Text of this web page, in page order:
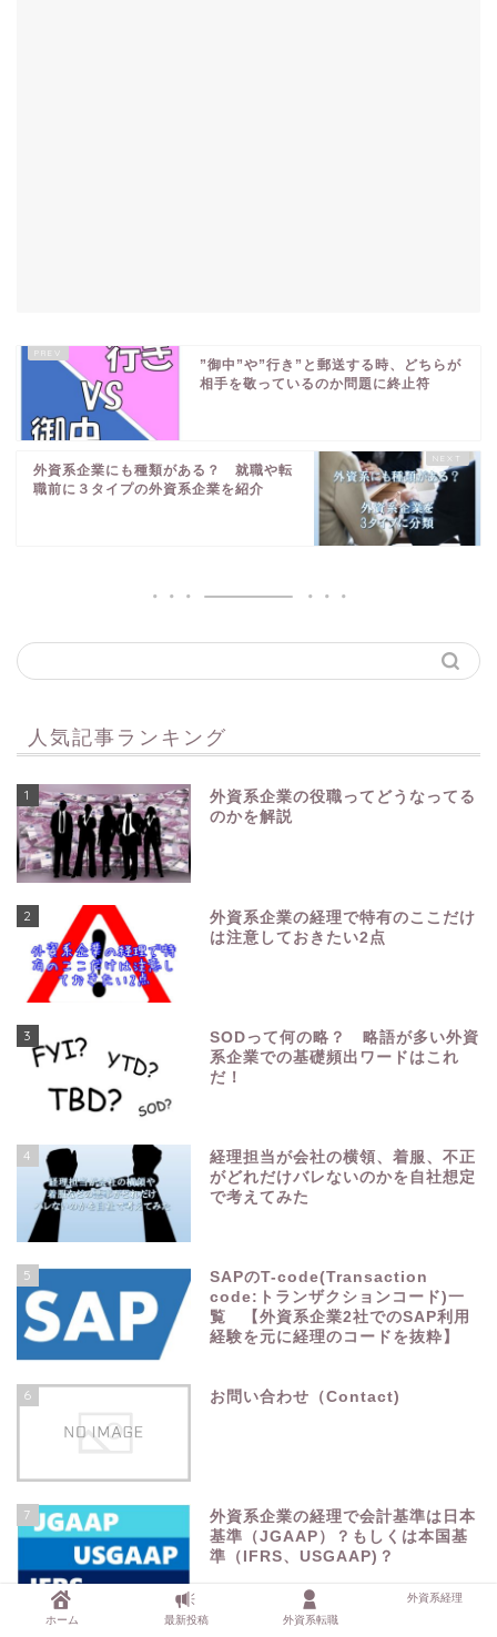
”御中”や”行き”と郵送する時、どちらが
相手を敬っているのか問題に終止符
外資系企業にも種類がある？ 就職や転
職前に３タイプの外資系企業を紹介
人気記事ランキング
1
外資系企業の役職ってどうなってる
のかを解説
2
外資系企業の経理で特有のここだけ
は注意しておきたい2点
3
SODって何の略？ 略語が多い外資
系企業での基礎頻出ワードはこれ
だ！
4
経理担当が会社の横領、着服、不正
がどれだけバレないのかを自社想定
で考えてみた
5
SAPのT-code(Transaction
code:トランザクションコード)一
覧 【外資系企業2社でのSAP利用
経験を元に経理のコードを抜粋】
6 お問い合わせ（Contact)
7
外資系企業の経理で会計基準は日本
基準（JGAAP）？もしくは本国基
準（IFRS、USGAAP)？
ホーム 最新投稿 外資系転職
外資系経理